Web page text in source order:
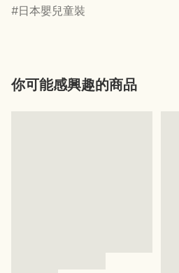
日本嬰兒童裝
你可能感興趣的商品